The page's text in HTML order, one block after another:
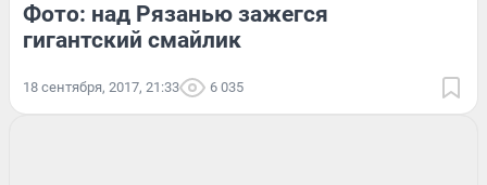
Фото: над Рязанью зажегся
гигантский смайлик
18 сентября, 2017, 21:33 6 035